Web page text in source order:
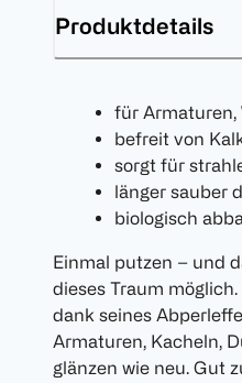
Produktdetails
für Armaturen,
befreit von
sorgt für
länger sauber
biologisch
Einmal putzen – und
dieses Traum
dank seines
Armaturen, Kacheln,
glänzen wie neu. Gut